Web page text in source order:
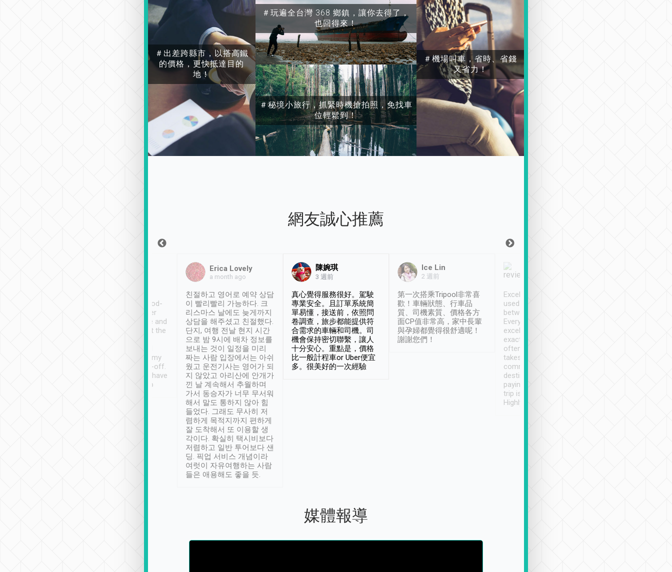
＃出差跨縣市，以搭高鐵
的價格，更快抵達目的
地！
＃玩遍全台灣 368 鄉鎮，讓你去得了，
也回得來！
＃秘境小旅行，抓緊時機搶拍照，免找車
位輕鬆到！
＃機場叫車，省時、省錢
又省力！
網友誠心推薦
service, vehicles in good-
condition and the driver
service was awesome and
thoughtful. Driver went the
have safely arrived at my
destination after drop-off.
Definitely something I have
not seen elsewhere 👍
Erica Lovely
a month ago
친절하고 영어로 예약 상담
이 빨리빨리 가능하다. 크
리스마스 날에도 늦게까지
상담을 해주셨고 친절했다.
단지, 여행 전날 현지 시간
으로 밤 9시에 배차 정보를
보내는 것이 일정을 미리
짜는 사람 입장에서는 아쉬
웠고 운전기사는 영어가 되
지 않았고 아리산에 안개가
낀 날 계속해서 추월하며
가서 동승자가 너무 무서워
해서 말도 통하지 않아 힘
들었다. 그래도 무사히 저
렴하게 목적지까지 편하게
잘 도착해서 또 이용할 생
각이다. 확실히 택시비보다
저렴하고 일반 투어보다 샌
딩. 픽업 서비스 개념이라
여럿이 자유여행하는 사람
들은 애용해도 좋을 듯.
陳婉琪
3 週前
真心覺得服務很好。駕駛
專業安全。且訂單系統簡
單易懂，接送前，依照問
卷調查，旅步都能提供符
合需求的車輛和司機。司
機會保持密切聯繫，讓人
十分安心。重點是，價格
比一般計程車or Uber便宜
多。很美好的一次經驗
Ice Lin
2 週前
第一次搭乘Tripool非常喜
歡！車輛狀態、行車品
質、司機素質、價格各方
面CP值非常高，家中長輩
與孕婦都覺得很舒適呢！
謝謝您們！
Excellent service. We have
used Tripool to travel
between cities in Taiwan.
Every driver has been
excellent and arrives
exactly on time. As there is
often limited English it
takes the difficulty out of
communicating the
destination details and
paying online prior to the
trip is very convenient.
Highly recommended
媒體報導